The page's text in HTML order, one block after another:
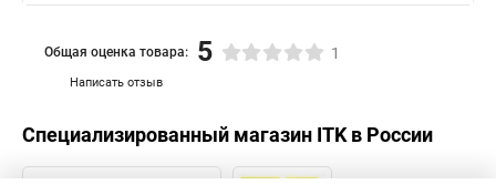
Написать отзыв
Общая оценка товара: 5 1
Специализированный магазин ITKв России